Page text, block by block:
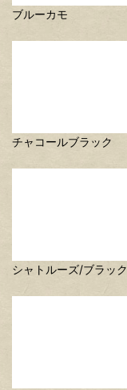
ブルーカモ
チャコールブラック
シャトルーズ/ブラック